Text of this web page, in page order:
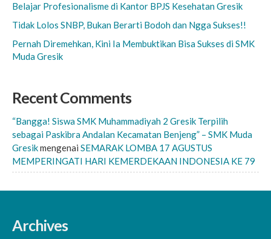
Belajar Profesionalisme di Kantor BPJS Kesehatan Gresik
Tidak Lolos SNBP, Bukan Berarti Bodoh dan Ngga Sukses!!
Pernah Diremehkan, Kini Ia Membuktikan Bisa Sukses di SMK
Muda Gresik
Recent Comments
“Bangga! Siswa SMK Muhammadiyah 2 Gresik Terpilih
sebagai Paskibra Andalan Kecamatan Benjeng” – SMK Muda
Gresikmengenai SEMARAK LOMBA 17 AGUSTUS
MEMPERINGATI HARI KEMERDEKAAN INDONESIA KE 79
Archives